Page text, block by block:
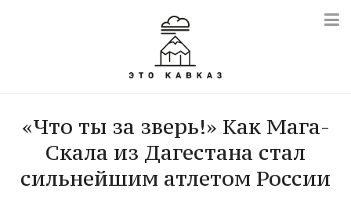
«Что ты за зверь!» Как Мага-
Скала из Дагестана стал
сильнейшим атлетом России